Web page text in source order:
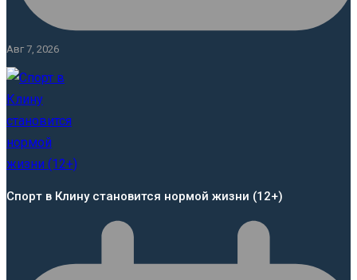
Авг 7, 2026
Спорт в Клину становится нормой жизни (12+)